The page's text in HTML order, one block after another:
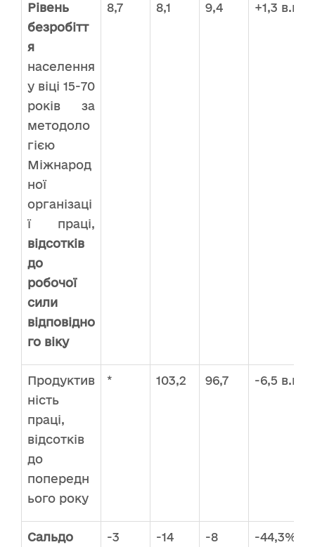
Рівень
безробітт
я
населення
у віці 15-70
років за
методоло
гією
Міжнарод
ної
організаці
ї праці,
відсотків
до
робочої
сили
відповідно
го віку
8,7 8,1 9,4 +1,3 в.п.
Продуктив
ність
праці,
відсотків
до
попередн
ього року
* 103,2 96,7 -6,5 в.п
Сальдо
-3
-14
-8
-44,3%